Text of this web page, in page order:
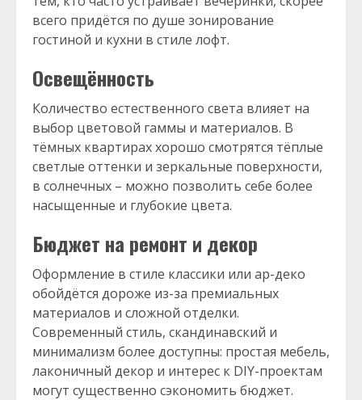
всего придётся по душе зонирование
гостиной и кухни в стиле лофт.
Освещённость
Количество естественного света влияет на
выбор цветовой гаммы и материалов. В
тёмных квартирах хорошо смотрятся тёплые
светлые оттенки и зеркальные поверхности,
в солнечных – можно позволить себе более
насыщенные и глубокие цвета.
Бюджет на ремонт и декор
Оформление в стиле классики или ар-деко
обойдётся дороже из-за премиальных
материалов и сложной отделки.
Современный стиль, скандинавский и
минимализм более доступны: простая мебель,
лаконичный декор и интерес к DIY-проектам
могут существенно сэкономить бюджет.